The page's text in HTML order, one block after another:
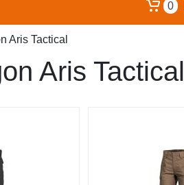
0
Aris Tactical
Aris Tactical